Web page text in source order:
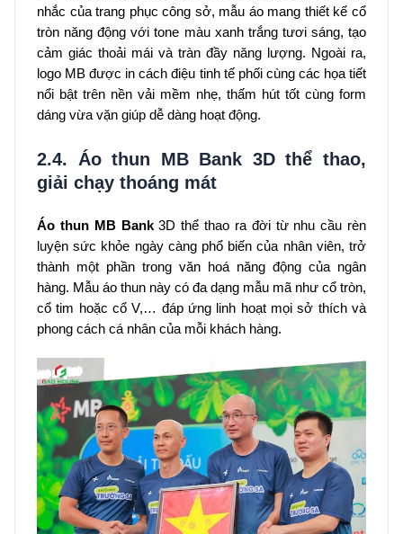
nhắc của trang phục công sở, mẫu áo mang thiết kế cổ
tròn năng động với tone màu xanh trắng tươi sáng, tạo
cảm giác thoải mái và tràn đầy năng lượng. Ngoài ra,
logo MB được in cách điệu tinh tế phối cùng các họa tiết
nổi bật trên nền vải mềm nhẹ, thấm hút tốt cùng form
dáng vừa vặn giúp dễ dàng hoạt động.
2.4. Áo thun MB Bank 3D thể thao,
giải chạy thoáng mát
Áo thun MB Bank3D thể thao ra đời từ nhu cầu rèn
luyện sức khỏe ngày càng phổ biến của nhân viên, trở
thành một phần trong văn hoá năng động của ngân
hàng. Mẫu áo thun này có đa dạng mẫu mã như cổ tròn,
cổ tim hoặc cổ V,… đáp ứng linh hoạt mọi sở thích và
phong cách cá nhân của mỗi khách hàng.